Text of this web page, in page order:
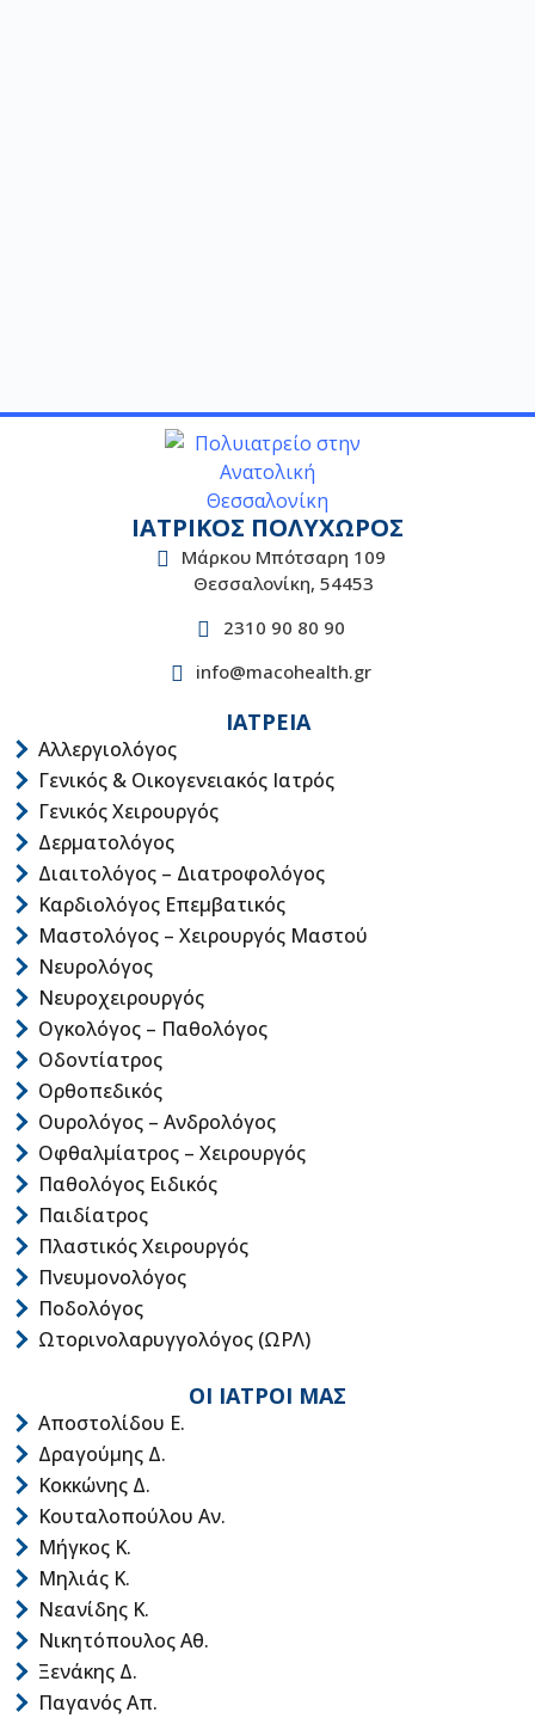
ΙΑΤΡΙΚΟΣ ΠΟΛΥΧΩΡΟΣ
Μάρκου Μπότσαρη 109
Θεσσαλονίκη, 54453
2310 90 80 90
info@macohealth.gr
ΙΑΤΡΕΙΑ
Αλλεργιολόγος
Γενικός & Οικογενειακός Ιατρός
Γενικός Χειρουργός
Δερματολόγος
Διαιτολόγος – Διατροφολόγος
Καρδιολόγος Επεμβατικός
Μαστολόγος – Χειρουργός Μαστού
Νευρολόγος
Νευροχειρουργός
Ογκολόγος – Παθολόγος
Οδοντίατρος
Ορθοπεδικός
Ουρολόγος – Ανδρολόγος
Οφθαλμίατρος – Χειρουργός
Παθολόγος Ειδικός
Παιδίατρος
Πλαστικός Χειρουργός
Πνευμονολόγος
Ποδολόγος
Ωτορινολαρυγγολόγος (ΩΡΛ)
ΟΙ ΙΑΤΡΟΙ ΜΑΣ
Αποστολίδου Ε.
Δραγούμης Δ.
Κοκκώνης Δ.
Κουταλοπούλου Αν.
Μήγκος Κ.
Μηλιάς Κ.
Νεανίδης Κ.
Νικητόπουλος Αθ.
Ξενάκης Δ.
Παγανός Απ.